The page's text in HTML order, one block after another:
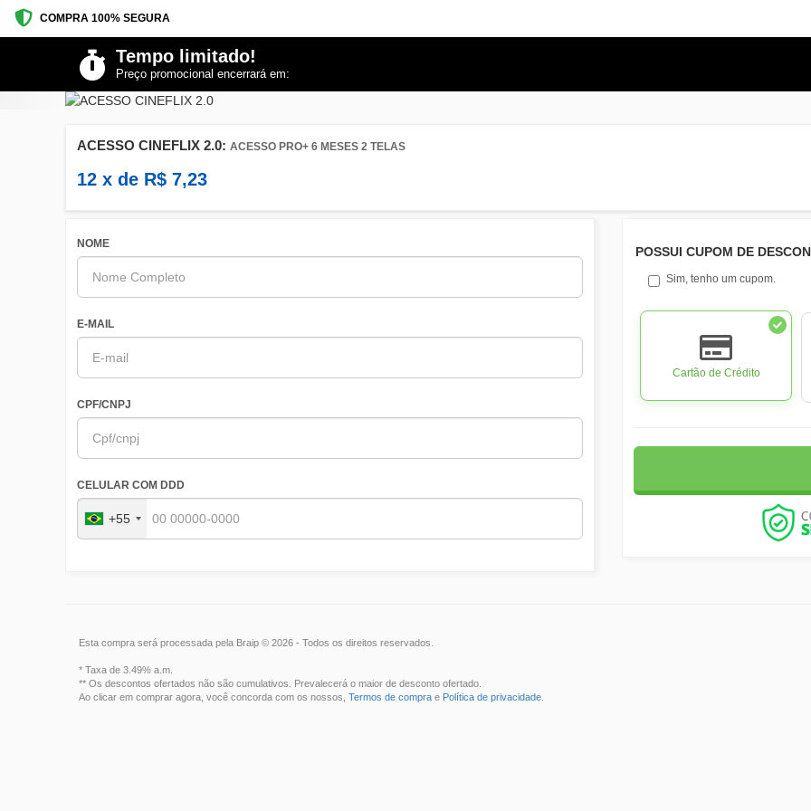
COMPRA 100% SEGURA
Tempo limitado!
Preço promocional encerrará em:
ACESSO CINEFLIX 2.0: ACESSO PRO+ 6 MESES 2 TELAS
12 x de R$ 7,23
NOME
E-MAIL
CPF/CNPJ
CELULAR COM DDD
+55
POSSUI CUPOM DE
Sim, tenho um cupom.
Cartão de Crédito
Esta compra será processada pela Braip © 2026 - Todos os direitos reservados.
* Taxa de 3.49% a.m.
** Os descontos ofertados não são cumulativos. Prevalecerá o maior de desconto ofertado.
Ao clicar em comprar agora, você concorda com os nossos, Termos de compra e Política de privacidade